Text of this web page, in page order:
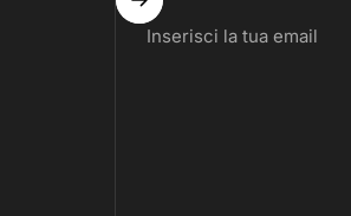
Inserisci la tua email